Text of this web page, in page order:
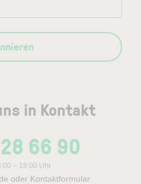
in Kontakt
66 90
– 18:00 Uhr
oder Kontaktformular